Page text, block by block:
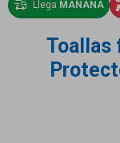
Llega MAÑANA
Toallas